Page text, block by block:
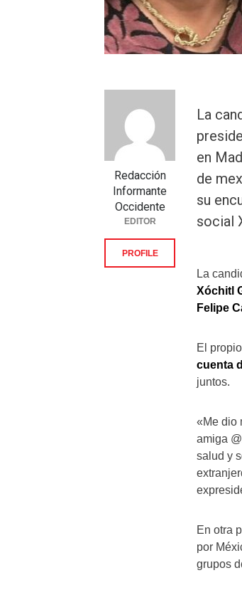
La
en
de
su
social
La
Xóchitl
Felipe
El propio
cuenta
juntos.
«Me dio
amiga
salud y
En otra
por
grupos
Redacción
Informante
Occidente
EDITOR
PROFILE